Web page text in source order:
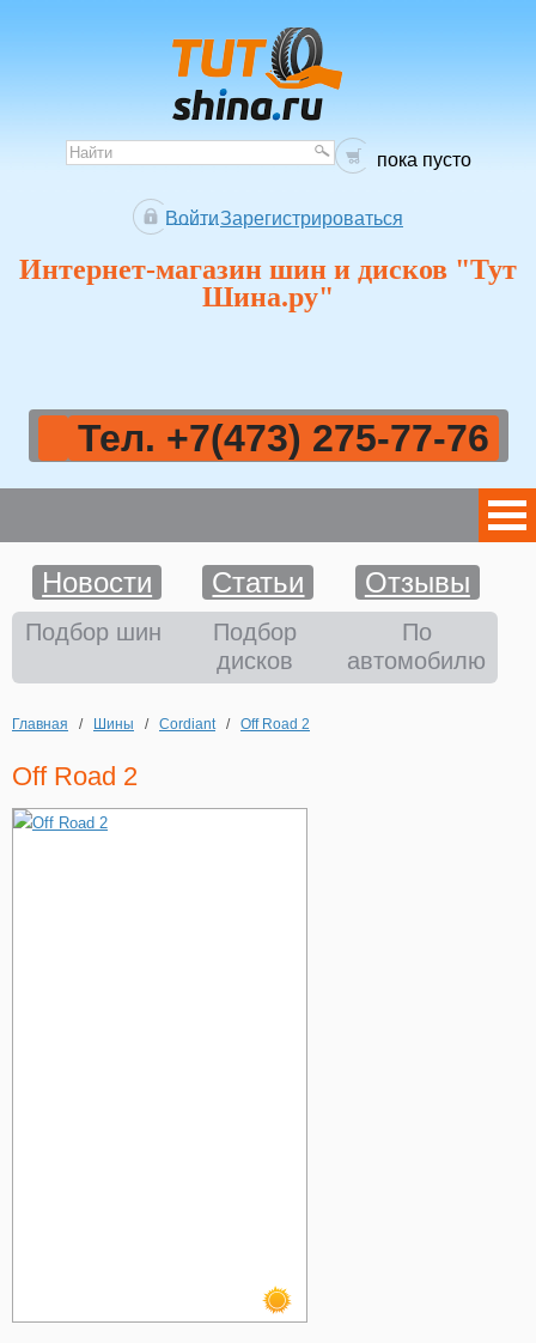
пока пусто
Зарегистрироваться
Войти
Интернет-магазин шин и дисков "Тут
Шина.ру"
Тел. +7(473) 275-77-76
Шины
Диски
Аккумуляторы
Аксессуары
Новости Статьи Отзывы
Подбор шин
Подбор
дисков
По
автомобилю
Главная / Шины / Cordiant / Off Road 2
Off Road 2